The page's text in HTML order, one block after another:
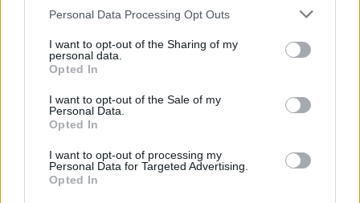
Personal Data Processing Opt Outs
I want to opt-out of the Sharing of my
personal data.
Opted In
I want to opt-out of the Sale of my
Personal Data.
Opted In
I want to opt-out of processing my
Personal Data for Targeted Advertising.
Opted In